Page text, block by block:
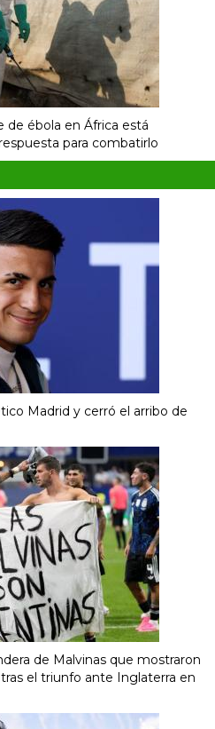
de ébola en África está
para combatirlo
Madrid y cerró el arribo de
de Malvinas que mostraron
el triunfo ante Inglaterra en